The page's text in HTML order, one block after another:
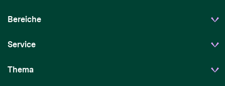
Bereiche
Service
Thema